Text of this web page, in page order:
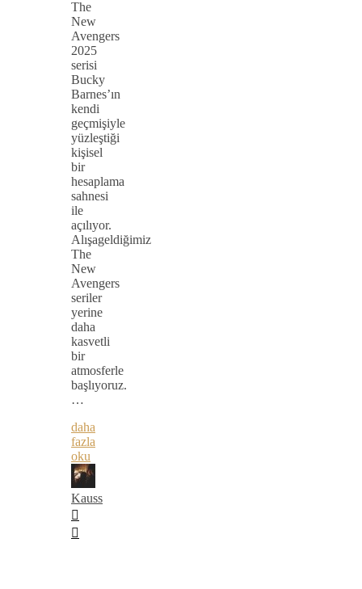
The
New
Avengers
2025
serisi
Bucky
Barnes’ın
kendi
geçmişiyle
yüzleştiği
kişisel
bir
hesaplama
sahnesi
ile
açılıyor.
Alışageldiğimiz
The
New
Avengers
seriler
yerine
daha
kasvetli
bir
atmosferle
başlıyoruz.
…
daha
fazla
oku
Kauss